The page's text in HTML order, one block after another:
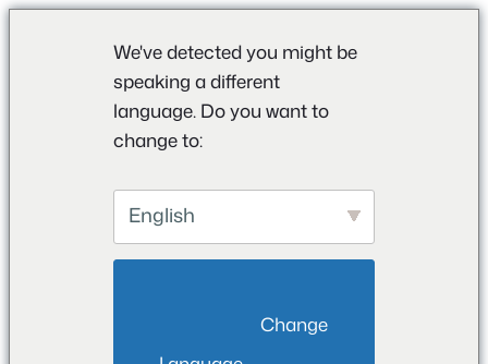
We've detected you might be
speaking a different
language. Do you want to
change to:
English